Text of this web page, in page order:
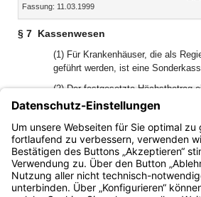
Fassung: 11.03.1999
§ 7 Kassenwesen
(1) Für Krankenhäuser, die als
geführt werden, ist eine
(2) Der festgesetzte Höchstbetrag
die Kassenführung eines
der im Krankenhaus-Erfolgsplan
den Posten 1 bis 8, 22 bis 24 und
Verlustrechnung (Anlage 2 zur
Bayern.de